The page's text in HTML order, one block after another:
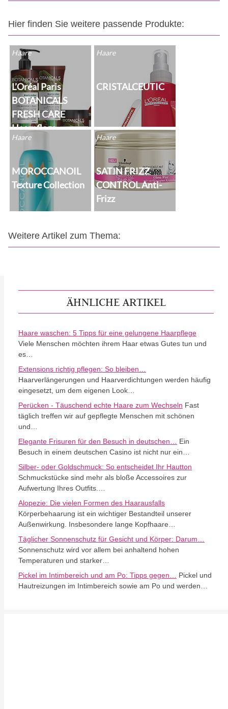
Hier finden Sie weitere passende Produkte:
Haare
L’Oréal Paris
BOTANICALS
FRESH CARE
Haarpflege
Haare
CRISTALCEUTIC
Haare
MOROCCANOIL
Texture Collection
Haare
SATIN FRIZZ
CONTROL Anti-
Frizz
Weitere Artikel zum Thema:
ÄHNLICHE ARTIKEL
Haare waschen: 5 Tipps für eine gelungene Haarpflege
Viele Menschen möchten ihrem Haar etwas Gutes tun und
es…
Extensions richtig pflegen: So bleiben…
Haarverlängerungen und Haarverdichtungen werden häufig
eingesetzt, um dem eigenen Look…
Perücken - Täuschend echte Haare zum Wechseln Fast
täglich treffen wir auf gepflegte Menschen mit schönen
und…
Elegante Frisuren für den Besuch in deutschen…
Ein
Besuch in einem deutschen Casino ist nicht nur ein…
Silber- oder Goldschmuck: So entscheidet Ihr Hautton
Schmuckstücke sind mehr als bloße Accessoires zur
Aufwertung Ihres Outfits.…
Alopezie: Die vielen Formen des Haarausfalls
Körperbehaarung ist ein wichtiger Bestandteil unserer
Außenwirkung. Insbesondere lange Kopfhaare…
Täglicher Sonnenschutz für Gesicht und Körper: Darum…
Sonnenschutz wird vor allem bei anhaltend hohen
Temperaturen und starker…
Pickel im Intimbereich und am Po: Tipps gegen…
Pickel und
Hautreizungen im Intimbereich sowie am Po und werden…